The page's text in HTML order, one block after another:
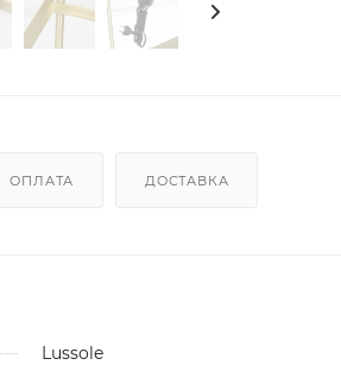
ОПЛАТА ДОСТАВКА
Lussole